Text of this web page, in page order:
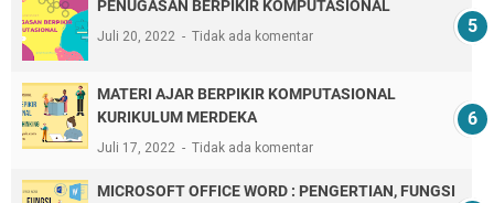
PENUGASAN BERPIKIR KOMPUTASIONAL
Juli 20, 2022 Tidak ada komentar
MATERI AJAR BERPIKIR KOMPUTASIONAL
KURIKULUM MERDEKA
Juli 17, 2022 Tidak ada komentar
MICROSOFT OFFICE WORD : PENGERTIAN, FUNGSI